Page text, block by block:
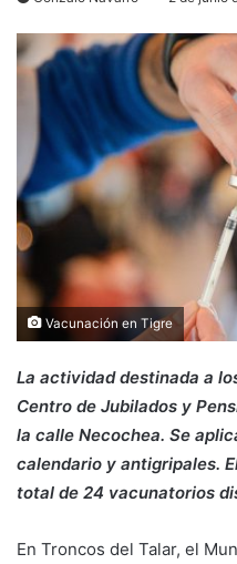
Vacunación en Tigre
La actividad destinada a
Centro de Jubilados y
la calle Necochea. Se
calendario y antigripales.
total de 24 vacunatorios
En Troncos del Talar, el